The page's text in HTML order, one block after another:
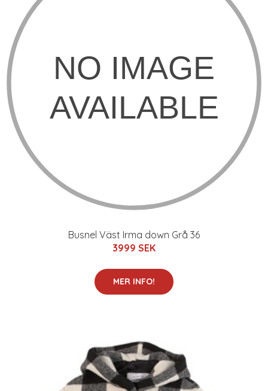
Busnel Väst Irma down Grå 36
3999 SEK
MER INFO!